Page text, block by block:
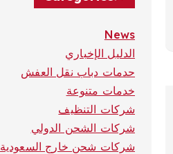
News
الدليل الإخباري
حدمات دباب نقل العفش
خدمات متنوعة
شركات التنظيف
شركات الشحن الدولي
شركات شحن خارج السعودية